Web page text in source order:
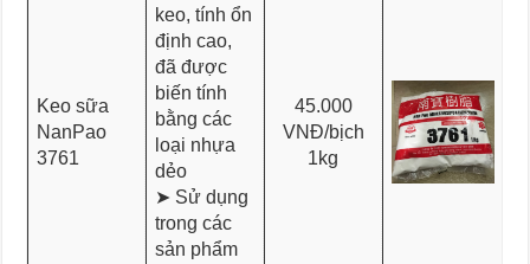
Keo sữa
NanPao
3761
keo, tính ổn
định cao,
đã được
biến tính
bằng các
loại nhựa
dẻo
➤ Sử dụng
trong các
sản phẩm
45.000
VNĐ/bịch
1kg